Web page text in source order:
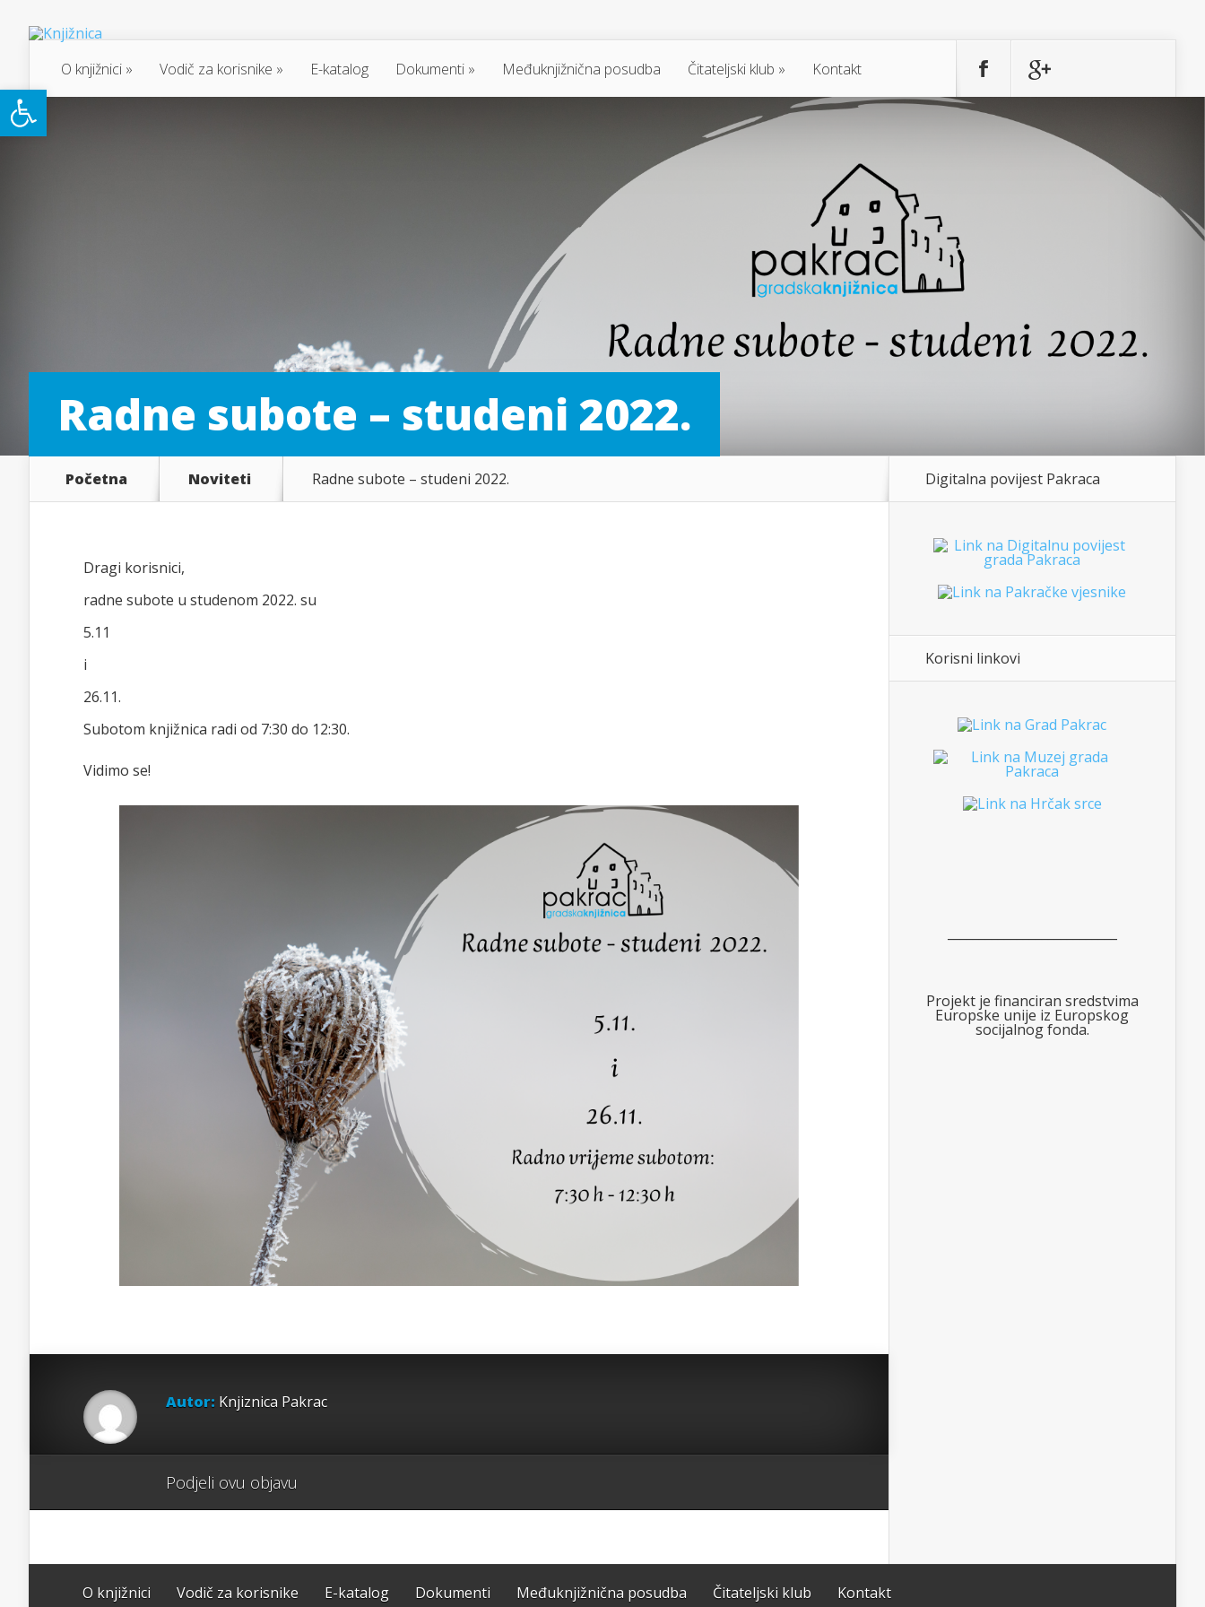
Open toolbar
O knjižnici Vodič za korisnike E-katalog Dokumenti Međuknjižnična posudba Čitateljski klub Kontakt
Radne subote – studeni 2022.
Početna Noviteti Radne subote – studeni 2022.
Dragi korisnici,
radne subote u studenom 2022. su
5.11
i
26.11.
Subotom knjižnica radi od 7:30 do 12:30.
Vidimo se!
Autor: Knjiznica Pakrac
Podjeli ovu objavu
Digitalna povijest Pakraca
Korisni linkovi
Projekt je financiran sredstvima
Europske unije iz Europskog
socijalnog fonda.
O knjižnici Vodič za korisnike E-katalog Dokumenti Međuknjižnična posudba Čitateljski klub Kontakt